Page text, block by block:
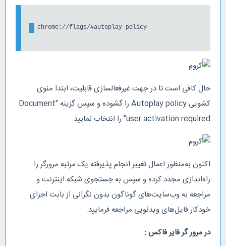
chrome://flags/#autoplay-policy
حال کافی است تا در جهت غیرفعالسازی قابلیت، ابتدا منوی
کشویی Autoplay policy را گشوده و سپس گزینه "Document
user activation required" را انتخاب نمایید.
اکنون به‌منظور اعمال تغییر انجام پذیرفته یک مرتبه مرورگر را
راه‌اندازی مجدد کرده و سپس به جستجوی شبکه اینترنت و
مراجعه به وب‌سایت‌های گوناگون بدون نگرانی از بابت اجرای
خودکار فایل‌های ویدئویی مراجعه فرمایید.
در مرور گر فایر فاکس :